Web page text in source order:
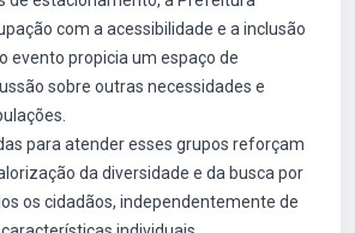
com a acessibilidade e a inclusão
evento propicia um espaço de
sobre outras necessidades e
para atender esses grupos reforçam
da diversidade e da busca por
os cidadãos, independentemente de